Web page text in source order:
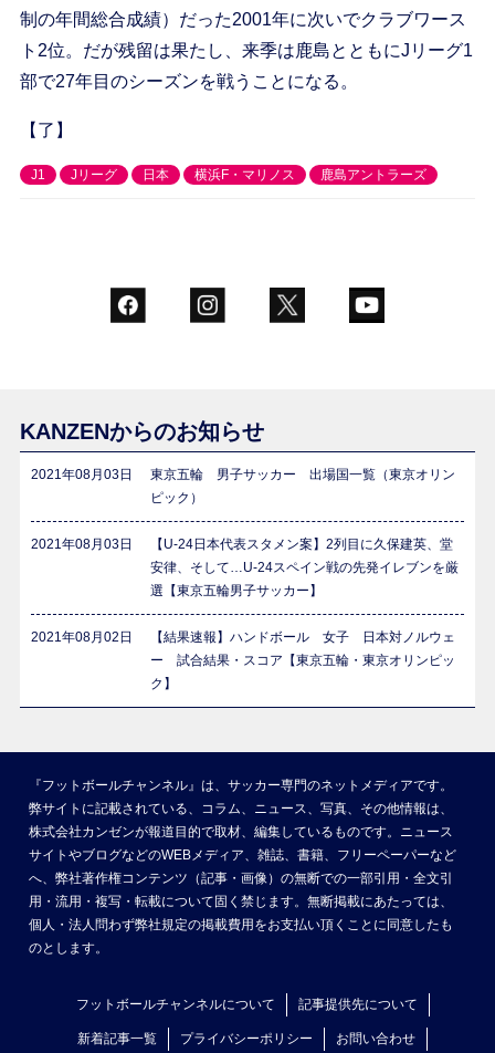
制の年間総合成績）だった2001年に次いでクラブワース
ト2位。だが残留は果たし、来季は鹿島とともにJリーグ1
部で27年目のシーズンを戦うことになる。
【了】
J1 Jリーグ 日本 横浜F・マリノス 鹿島アントラーズ
KANZENからのお知らせ
2021年08月03日
東京五輪 男子サッカー 出場国一覧（東京オリン
ピック）
2021年08月03日
【U-24日本代表スタメン案】2列目に久保建英、堂
安律、そして…U-24スペイン戦の先発イレブンを厳
選【東京五輪男子サッカー】
2021年08月02日
【結果速報】ハンドボール 女子 日本対ノルウェ
ー 試合結果・スコア【東京五輪・東京オリンピッ
ク】
『フットボールチャンネル』は、サッカー専門のネットメディアです。
弊サイトに記載されている、コラム、ニュース、写真、その他情報は、
株式会社カンゼンが報道目的で取材、編集しているものです。ニュース
サイトやブログなどのWEBメディア、雑誌、書籍、フリーペーパーなど
へ、弊社著作権コンテンツ（記事・画像）の無断での一部引用・全文引
用・流用・複写・転載について固く禁じます。無断掲載にあたっては、
個人・法人問わず弊社規定の掲載費用をお支払い頂くことに同意したも
のとします。
フットボールチャンネルについて 記事提供先について
新着記事一覧 プライバシーポリシー お問い合わせ